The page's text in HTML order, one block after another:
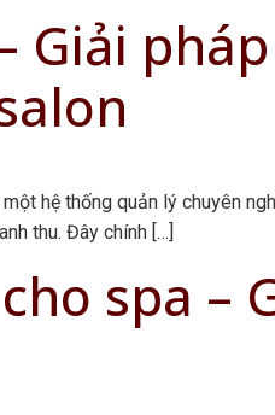
Giải
hệ thống quản lý chuyên
thu. Đây chính […]
spa –